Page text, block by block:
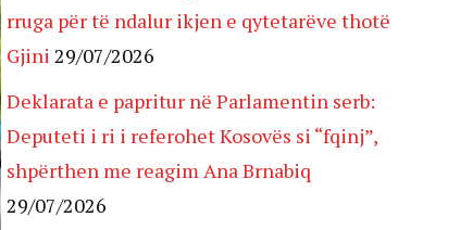
rruga për të ndalur ikjen e qytetarëve thotë
Gjini 29/07/2026
Deklarata e papritur në Parlamentin serb:
Deputeti i ri i referohet Kosovës si “fqinj”,
shpërthen me reagim Ana Brnabiq
29/07/2026